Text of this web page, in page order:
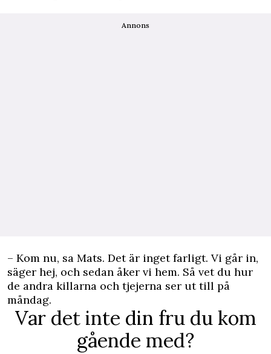
Annons
– Kom nu, sa Mats. Det är inget farligt. Vi går in,
säger hej, och sedan åker vi hem. Så vet du hur
de andra killarna och tjejerna ser ut till på
måndag.
Var det inte din fru du kom
gående med?